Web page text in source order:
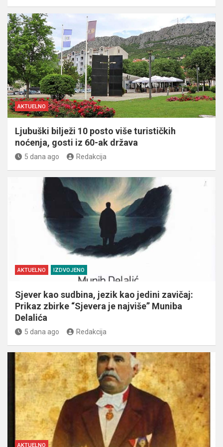
AKTUELNO
Ljubuški bilježi 10 posto više turističkih
noćenja, gosti iz 60-ak država
5 dana ago Redakcija
AKTUELNO IZDVOJENO
Sjever kao sudbina, jezik kao jedini zavičaj:
Prikaz zbirke “Sjevera je najviše” Muniba
Delalića
5 dana ago Redakcija
AKTUELNO